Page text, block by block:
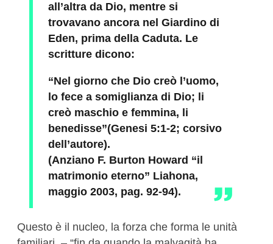
all’altra da Dio, mentre si
trovavano ancora nel Giardino di
Eden, prima della Caduta. Le
scritture dicono:
“Nel giorno che Dio creò l’uomo,
lo fece a somiglianza di Dio; li
creò maschio e femmina, li
benedisse”(Genesi 5:1-2; corsivo
dell’autore).
(Anziano F. Burton Howard “il
matrimonio eterno” Liahona,
maggio 2003, pag. 92-94).
Questo è il nucleo, la forza che forma le unità